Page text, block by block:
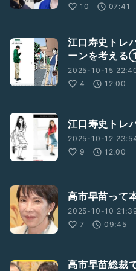
10
07:41
江口寿史トレ
ーンを考え
2025-10-15
4
12:00
江口寿史ト
2025-10-12
9
12:00
高市早苗って
2025-10-10
7
09:45
高市早苗総裁